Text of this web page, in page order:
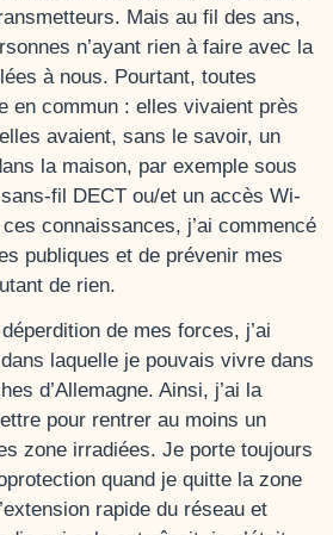
Mais au fil des ans,
n’ayant rien à faire avec la
à nous. Pourtant, toutes
en commun : elles vivaient près
avaient, sans le savoir, un
la maison, par exemple sous
fil DECT ou/et un accès Wi-
connaissances, j’ai commencé
publiques et de prévenir mes
de rien.
de mes forces, j’ai
laquelle je pouvais vivre dans
d’Allemagne. Ainsi, j’ai la
pour rentrer au moins un
zone irradiées. Je porte toujours
quand je quitte la zone
rapide du réseau et